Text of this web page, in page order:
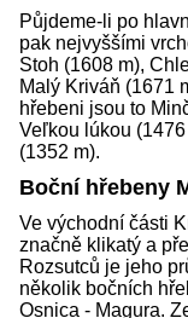
Půjdeme-li po
pak nejvyššími
Stoh (1608 m),
Malý Kriváň (1671
hřebeni jsou to
Veľkou lúkou
(1352 m).
Boční hřebeny
Ve východní části
značně klikatý a
Rozsutců je jeho
několik bočních
Osnica - Magura.